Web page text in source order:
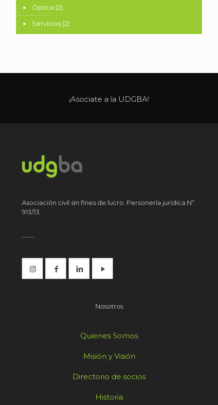
Óptica (2)
Servicios (2)
¡Asociate a la UDGBA!
Asociación civil sin fines de lucro. Personería jurídica Nº
913/13.
Nosotros
Quienes Somos
Misión y Visión
Directorio de socios
Historia